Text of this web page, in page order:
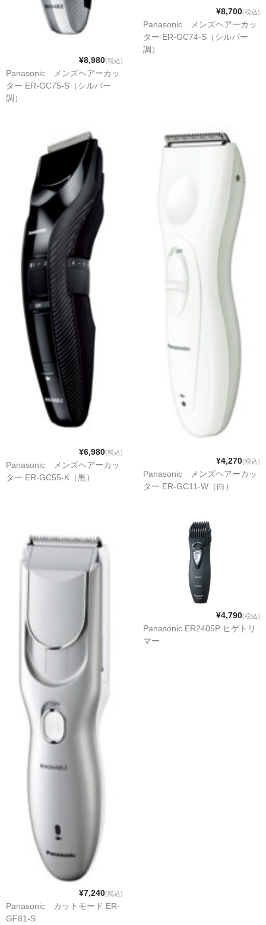
¥8,980(税込)
Panasonic メンズヘアーカッ
ター ER-GC75-S（シルバー
調）
¥8,700(税込)
Panasonic メンズヘアーカッ
ター ER-GC74-S（シルバー
調）
¥6,980(税込)
Panasonic メンズヘアーカッ
ター ER-GC55-K（黒）
¥4,270(税込)
Panasonic メンズヘアーカッ
ター ER-GC11-W（白）
¥7,240(税込)
Panasonic カットモード ER-
GF81-S
¥4,790(税込)
Panasonic ER2405P ヒゲトリ
マー